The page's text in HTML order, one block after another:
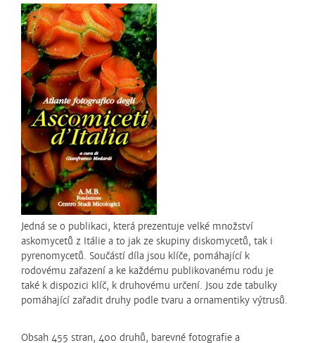
Jedná se o publikaci, která prezentuje velké množství
askomycetů z Itálie a to jak ze skupiny diskomycetů, tak i
pyrenomycetů. Součástí díla jsou klíče, pomáhající k
rodovému zařazení a ke každému publikovanému rodu je
také k dispozici klíč, k druhovému určení. Jsou zde tabulky
pomáhající zařadit druhy podle tvaru a ornamentiky výtrusů.
Obsah 455 stran, 400 druhů, barevné fotografie a